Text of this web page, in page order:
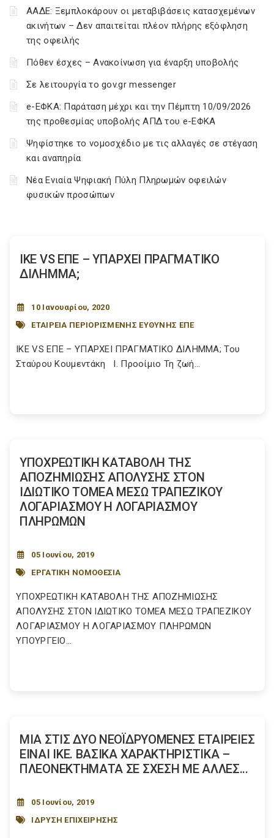
ΑΑΔΕ: Ξεμπλοκάρουν οι μεταβιβάσεις κατασχεμένων
ακινήτων – Δεν απαιτείται πλέον πλήρης εξόφληση
της οφειλής
Πόθεν έσχες – Ανακοίνωση για έναρξη υποβολής
Σε λειτουργία το gov.gr messenger
e-ΕΦΚΑ: Παράταση μέχρι και την Πέμπτη 10/09/2026
της προθεσμίας υποβολής ΑΠΔ του e-ΕΦΚΑ
Ψηφίστηκε το νομοσχέδιο με τις αλλαγές σε στέγαση
και αναπηρία
Νέα Ενιαία Ψηφιακή Πύλη Πληρωμών οφειλών
φυσικών προσώπων
ΙΚΕ VS ΕΠΕ – ΥΠΑΡΧΕΙ ΠΡΑΓΜΑΤΙΚΟ
ΔΙΛΗΜΜΑ;
10 Ιανουαρίου, 2020
ΕΤΑΙΡΕΙΑ ΠΕΡΙΟΡΙΣΜΕΝΗΣ ΕΥΘΥΝΗΣ ΕΠΕ
ΙΚΕ VS ΕΠΕ – ΥΠΑΡΧΕΙ ΠΡΑΓΜΑΤΙΚΟ ΔΙΛΗΜΜΑ; Του
Σταύρου Κουμεντάκη Ι. Προοίμιο Τη ζωή...
YΠΟΧΡΕΩΤΙΚΗ ΚΑΤΑΒΟΛΗ ΤΗΣ
ΑΠΟΖΗΜΙΩΣΗΣ ΑΠΟΛΥΣΗΣ ΣΤΟΝ
ΙΔΙΩΤΙΚΟ ΤΟΜΕΑ ΜΕΣΩ ΤΡΑΠΕΖΙΚΟΥ
ΛΟΓΑΡΙΑΣΜΟΥ Η ΛΟΓΑΡΙΑΣΜΟΥ
ΠΛΗΡΩΜΩΝ
05 Ιουνίου, 2019
ΕΡΓΑΤΙΚΗ ΝΟΜΟΘΕΣΙΑ
YΠΟΧΡΕΩΤΙΚΗ ΚΑΤΑΒΟΛΗ ΤΗΣ ΑΠΟΖΗΜΙΩΣΗΣ
ΑΠΟΛΥΣΗΣ ΣΤΟΝ ΙΔΙΩΤΙΚΟ ΤΟΜΕΑ ΜΕΣΩ ΤΡΑΠΕΖΙΚΟΥ
ΛΟΓΑΡΙΑΣΜΟΥ Η ΛΟΓΑΡΙΑΣΜΟΥ ΠΛΗΡΩΜΩΝ
ΥΠΟΥΡΓΕΙΟ...
ΜΙΑ ΣΤΙΣ ΔΥΟ ΝΕΟΪΔΡΥΟΜΕΝΕΣ ΕΤΑΙΡΕΙΕΣ
ΕΙΝΑΙ ΙΚΕ. ΒΑΣΙΚΑ ΧΑΡΑΚΤΗΡΙΣΤΙΚΑ –
ΠΛΕΟΝΕΚΤΗΜΑΤΑ ΣΕ ΣΧΕΣΗ ΜΕ ΑΛΛΕΣ...
05 Ιουνίου, 2019
ΙΔΡΥΣΗ ΕΠΙΧΕΙΡΗΣΗΣ